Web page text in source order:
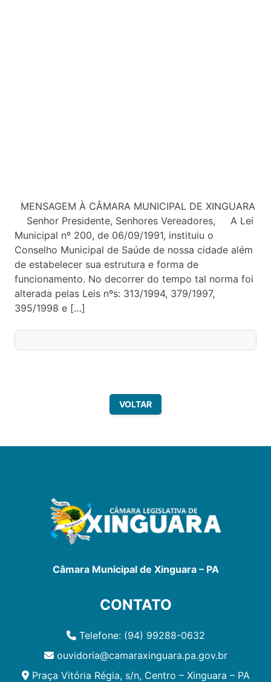
MENSAGEM À CÂMARA MUNICIPAL DE XINGUARA
Senhor Presidente, Senhores Vereadores, A Lei
Municipal nº 200, de 06/09/1991, instituiu o
Conselho Municipal de Saúde de nossa cidade além
de estabelecer sua estrutura e forma de
funcionamento. No decorrer do tempo tal norma foi
alterada pelas Leis nºs: 313/1994, 379/1997,
395/1998 e […]
VOLTAR
Câmara Municipal de Xinguara – PA
CONTATO
Telefone: (94) 99288-0632
ouvidoria@camaraxinguara.pa.gov.br
Praça Vitória Régia, s/n, Centro – Xinguara – PA